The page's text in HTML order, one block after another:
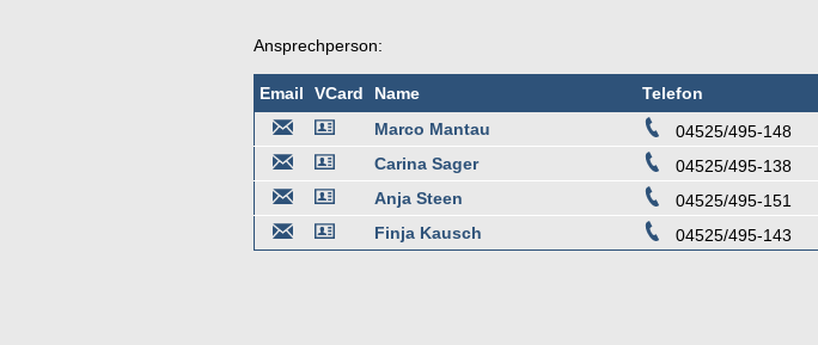
Ansprechperson:
Email VCard Name Telefon
Marco Mantau
04525/495-148
Carina Sager
04525/495-138
Anja Steen
04525/495-151
Finja Kausch
04525/495-143